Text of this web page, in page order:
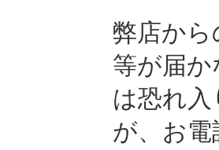
弊店か
等が届
は恐れ
が、お